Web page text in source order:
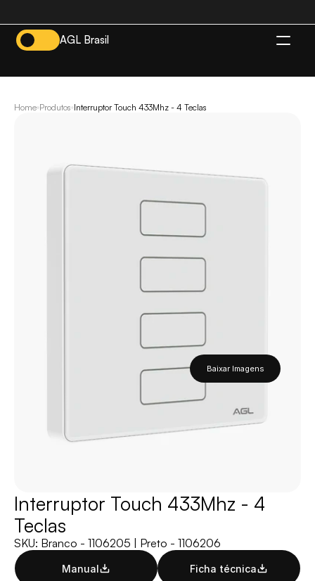
AGL Brasil
Home Produtos Interruptor Touch 433Mhz - 4 Teclas
Baixar Imagens
Interruptor Touch 433Mhz - 4
Teclas
SKU: Branco - 1106205 | Preto - 1106206
Manual Ficha técnica